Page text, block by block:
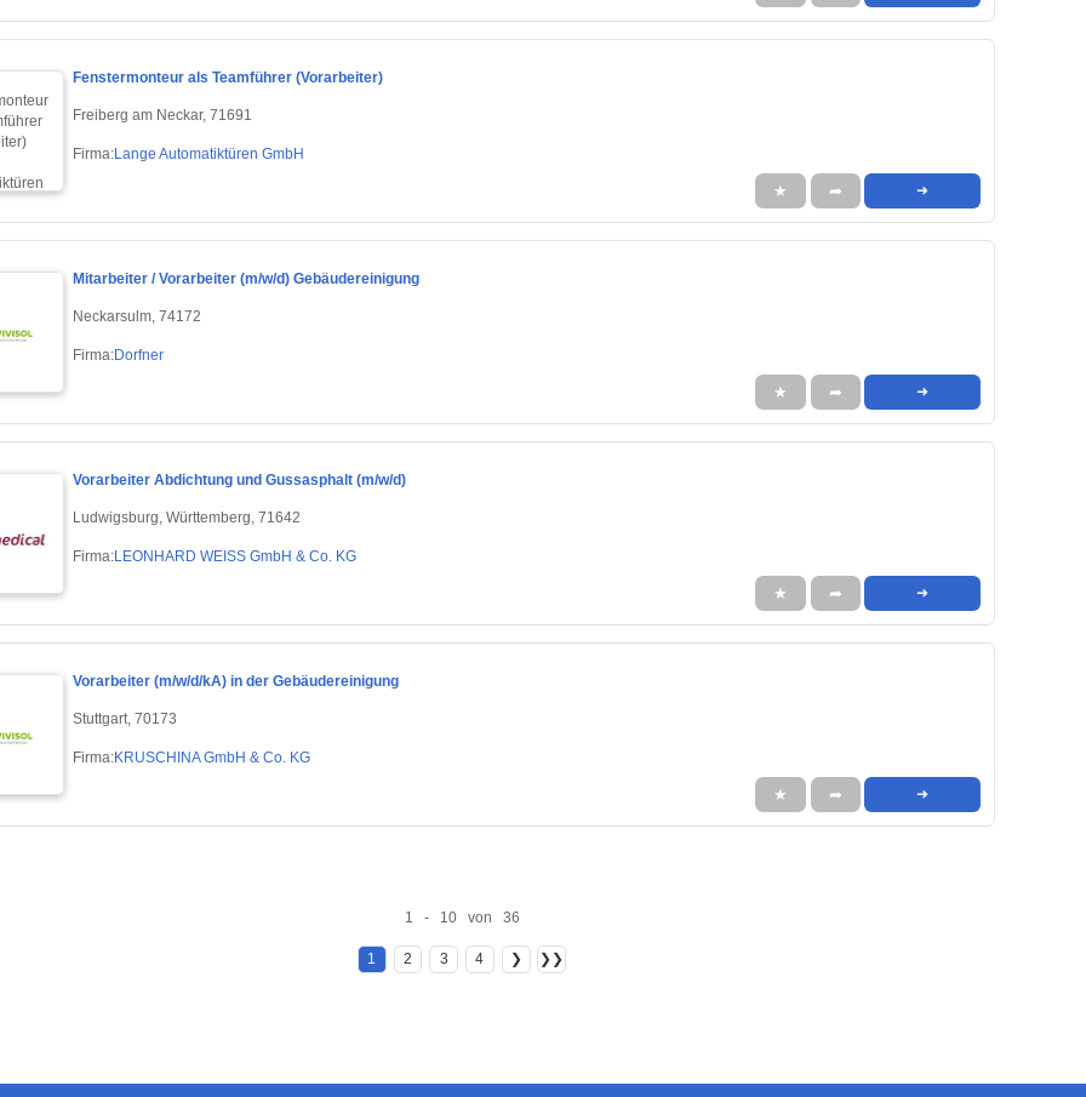
Fenstermonteur als Teamführer (Vorarbeiter)
Freiberg am Neckar, 71691
Firma:Lange Automatiktüren GmbH
★ ➦ ➜
Mitarbeiter / Vorarbeiter (m/w/d) Gebäudereinigung
Neckarsulm, 74172
Firma:Dorfner
★ ➦ ➜
Vorarbeiter Abdichtung und Gussasphalt (m/w/d)
Ludwigsburg, Württemberg, 71642
Firma:LEONHARD WEISS GmbH & Co. KG
★ ➦ ➜
Vorarbeiter (m/w/d/kA) in der Gebäudereinigung
Stuttgart, 70173
Firma:KRUSCHINA GmbH & Co. KG
★ ➦ ➜
1 - 10 von 36
1 2 3 4 ❯ ❯❯